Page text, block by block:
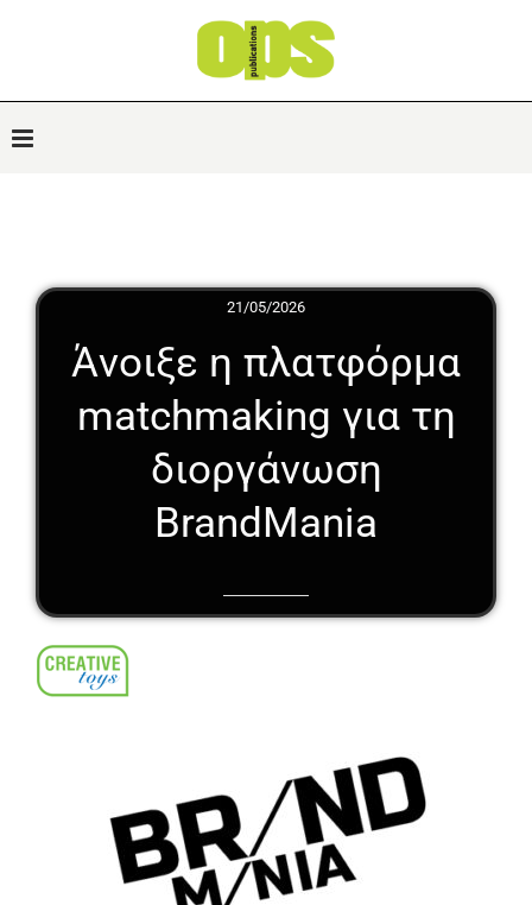
21/05/2026
Άνοιξε η πλατφόρμα
matchmaking για τη
διοργάνωση
BrandMania